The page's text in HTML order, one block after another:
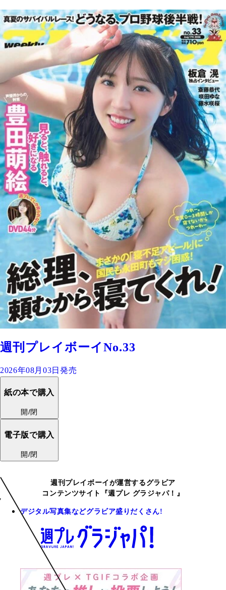
週刊プレイボーイNo.33
2026年08月03日発売
紙の本で購入
開/閉
電子版で購入
開/閉
週刊プレイボーイが運営するグラビア
コンテンツサイト『週プレ グラジャパ！』
デジタル写真集などグラビア盛りだくさん!